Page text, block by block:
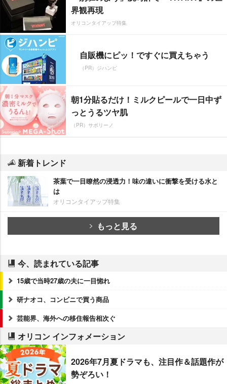
界観再現
オリコンタイアップ特集
自販機にピッ！ですぐに買えちゃう
（PR）ジハンピ
朝1分貼るだけ！ミルクピールで一日中ず
っとうるツヤ肌
（PR）サボリーノ
新着トレンド
茶葉で一目瞭然の浸透力！味の違いに衝撃を受ける水と
は
オリコンタイアップ特集
もっと見る
今、読まれている記事
15歳で当時27歳の夫に一目惚れ
研ナオコ、コンビニで買う商品
芸能界、海外への移住報告相次ぐ
オリコン インフォメーション
2026年7月夏ドラマも、注目作＆話題作が
勢ぞろい！